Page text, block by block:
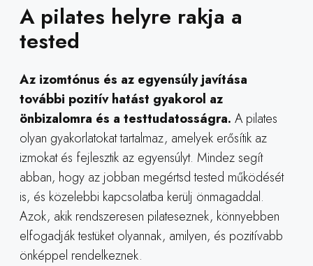
A pilates helyre rakja a
tested
Az izomtónus és az egyensúly javítása
további pozitív hatást gyakorol az
önbizalomra és a testtudatosságra. A pilates
olyan gyakorlatokat tartalmaz, amelyek erősítik az
izmokat és fejlesztik az egyensúlyt. Mindez segít
abban, hogy az jobban megértsd tested működését
is, és közelebbi kapcsolatba kerülj önmagaddal.
Azok, akik rendszeresen pilateseznek, könnyebben
elfogadják testüket olyannak, amilyen, és pozitívabb
önképpel rendelkeznek.